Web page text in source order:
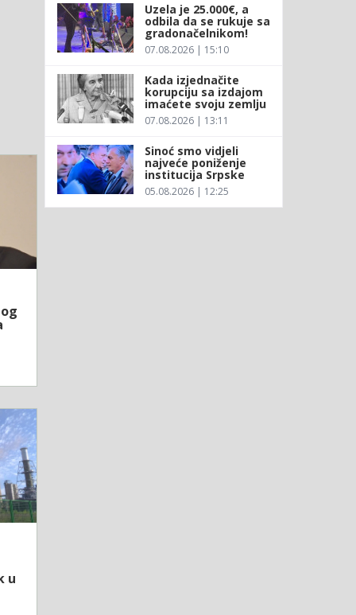
u
Uzela je 25.000€, a
odbila da se rukuje sa
gradonačelnikom!
07.08.2026 | 15:10
Kada izjednačite
korupciju sa izdajom
imaćete svoju zemlju
07.08.2026 | 13:11
Sinoć smo vidjeli
najveće poniženje
institucija Srpske
05.08.2026 | 12:25